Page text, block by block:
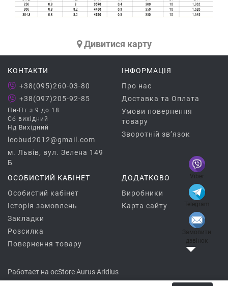
Viber
Telegram
Замовити
дзвінок
Дивитися карту
КОНТАКТИ
+38(095)260-03-80
+38(097)205-92-85
Пн-Пт з 9 до 18
Сб вихідний
Нд Вихідний
leobud2012@gmail.com
м. Львів, вул. Зелена 149
Б
ІНФОРМАЦІЯ
Про нас
Доставка та Оплата
Умови повернення
товару
Зворотній зв’язок
ОСОБИСТИЙ КАБІНЕТ
Особистий кабінет
Історія замовлень
Закладки
Розсилка
Повернення товару
ДОДАТКОВО
Виробники
Карта сайту
Работает на ocStoreAurusAridius